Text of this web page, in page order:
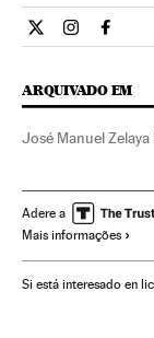
Internacional El
ARQUIVADO EM
José Manuel Zelaya
Candidaturas
América
Adere a
Mais informações
Si está interesado en